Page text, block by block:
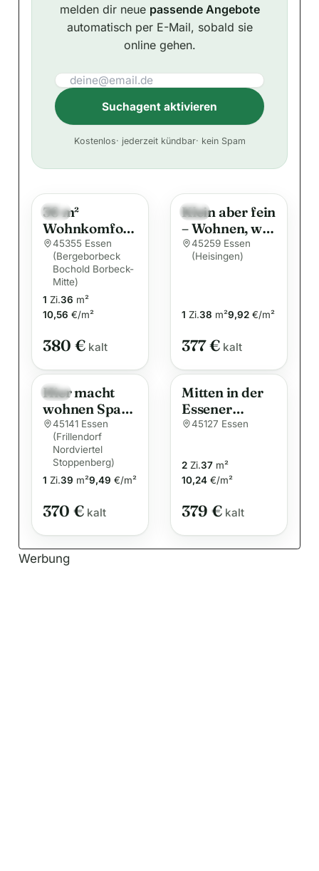
melden dir neue passende Angebote
automatisch per E-Mail, sobald sie
online gehen.
Suchagent aktivieren
t
Kostenlos· jederzeit kündbar· kein Spam
Neu
36 m²
Wohnkomfort
mit direktem
Zugang ins
Freie
45355 Essen
(Bergeborbeck
Bochold Borbeck-
Mitte)
1 Zi.36 m²
10,56 €/m²
380 € kalt
Neu
Klein aber fein
– Wohnen, wo
das Herz
schlägt.
45259 Essen
(Heisingen)
1 Zi.38 m²9,92 €/m²
377 € kalt
Neu
Hier macht
wohnen Spaß:
zentrale 1-
Zimmer-
Wohnung
45141 Essen
(Frillendorf
Nordviertel
Stoppenberg)
1 Zi.39 m²9,49 €/m²
370 € kalt
Mitten in der
Essener
Innenstadt –
Zimmer-
Wohnung mit
Tageslichtbad
45127 Essen
2 Zi.37 m²
10,24 €/m²
379 € kalt
Werbung